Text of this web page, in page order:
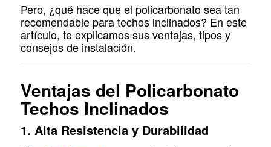
Pero, ¿qué hace que el policarbonato sea tan
recomendable para techos inclinados? En este
artículo, te explicamos sus ventajas, tipos y
consejos de instalación.
Ventajas del Policarbonato
Techos Inclinados
1. Alta Resistencia y Durabilidad